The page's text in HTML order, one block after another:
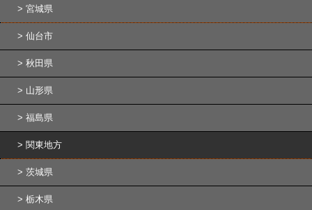
宮城県
仙台市
秋田県
山形県
福島県
関東地方
茨城県
栃木県